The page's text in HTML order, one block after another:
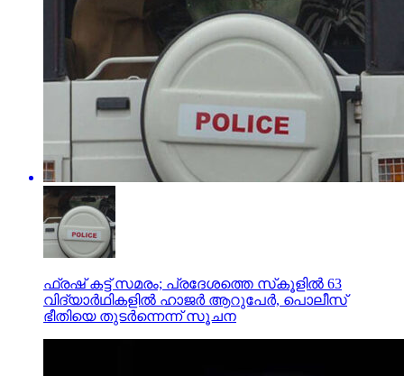
ഫ്രഷ് കട്ട് സമരം; പ്രദേശത്തെ സ്‌കൂളില്‍ 63
വിദ്യാര്‍ഥികളില്‍ ഹാജര്‍ ആറുപേര്‍, പൊലീസ്
ഭീതിയെ തുടര്‍ന്നെന്ന് സൂചന